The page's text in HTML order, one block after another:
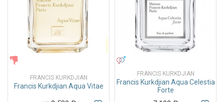
FRANCIS KURKDJIAN
Francis Kurkdjian Aqua Vitae
FRANCIS KURKDJIAN
Francis Kurkdjian Aqua Celestia
Forte